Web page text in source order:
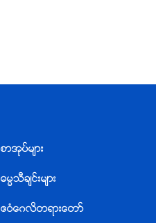
စာအုပ္မ်ား
ဓမၼသီခ်င္းမ်ား
ဧဝံေဂလိတရားေတာ္